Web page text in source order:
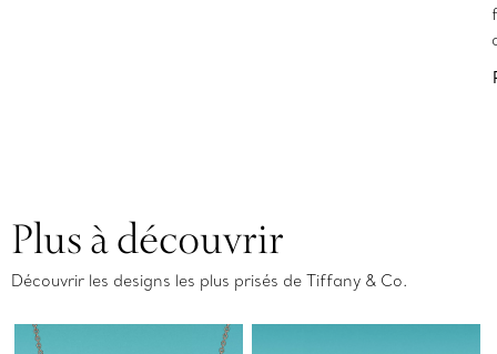
Plus à découvrir
Découvrir les designs les plus prisés de Tiffany & Co.